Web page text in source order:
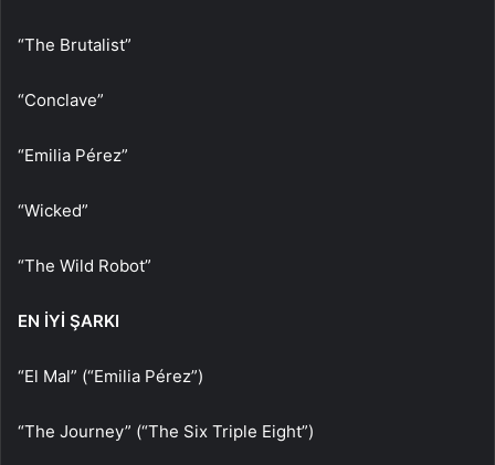
“The Brutalist”
“Conclave”
“Emilia Pérez”
“Wicked”
“The Wild Robot”
EN İYİ ŞARKI
“El Mal” (“Emilia Pérez”)
“The Journey” (“The Six Triple Eight”)